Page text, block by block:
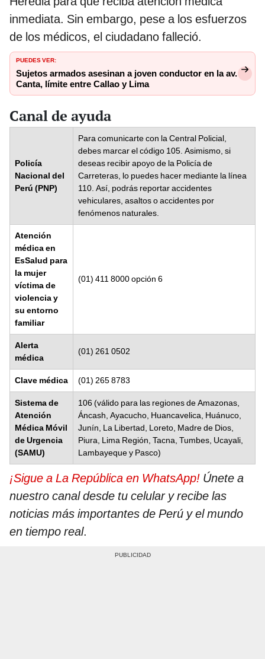
inmediata. Sin embargo, pese a los esfuerzos
de los médicos, el ciudadano falleció.
PUEDES VER:
Sujetos armados asesinan a joven conductor en la av.
Canta, límite entre Callao y Lima
Canal de ayuda
Policía
Nacional del
Perú (PNP)
Para comunicarte con la Central Policial,
debes marcar el código 105. Asimismo, si
deseas recibir apoyo de la Policía de
Carreteras, lo puedes hacer mediante la línea
110. Así, podrás reportar accidentes
vehiculares, asaltos o accidentes por
fenómenos naturales.
Atención
médica en
EsSalud para
la mujer
víctima de
violencia y
su entorno
familiar
(01) 411 8000 opción 6
Alerta
médica
(01) 261 0502
Clave médica (01) 265 8783
Sistema de
Atención
Médica Móvil
de Urgencia
(SAMU)
106 (válido para las regiones de Amazonas,
Áncash, Ayacucho, Huancavelica, Huánuco,
Junín, La Libertad, Loreto, Madre de Dios,
Piura, Lima Región, Tacna, Tumbes, Ucayali,
Lambayeque y Pasco)
¡Sigue a La República en WhatsApp! Únete a
nuestro canal desde tu celular y recibe las
noticias más importantes de Perú y el mundo
en tiempo real.